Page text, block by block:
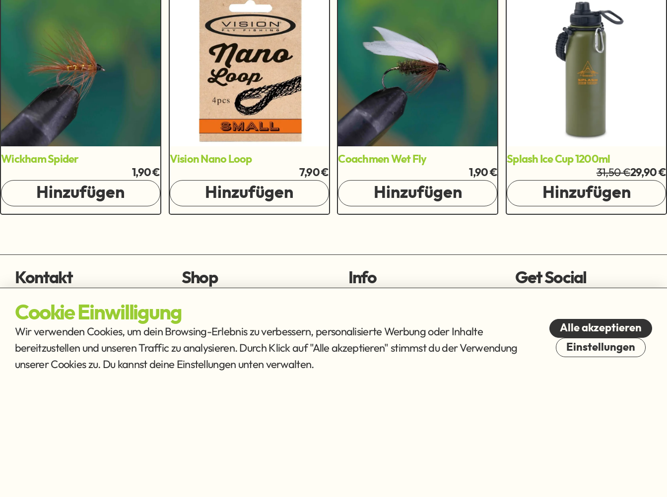
Wickham Spider
1,90 €
Hinzufügen
Vision Nano Loop
7,90 €
Hinzufügen
Coachmen Wet Fly
1,90 €
Hinzufügen
Splash Ice Cup 1200ml
31,50 €29,90 €
Hinzufügen
Kontakt
fischen@ffmh.at
Shop
Ausrüstung
Info
AGB
Get Social
Cookies
Cookie Einwilligung
Wir verwenden Cookies, um dein Browsing-Erlebnis zu verbessern, personalisierte Werbung oder Inhalte
bereitzustellen und unseren Traffic zu analysieren. Durch Klick auf "Alle akzeptieren" stimmst du der Verwendung
unserer Cookies zu. Du kannst deine Einstellungen unten verwalten.
Alle akzeptieren
Einstellungen